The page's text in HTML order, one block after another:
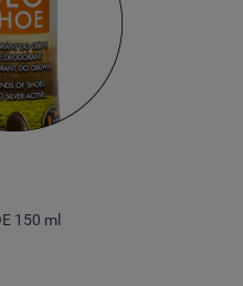
150 ml